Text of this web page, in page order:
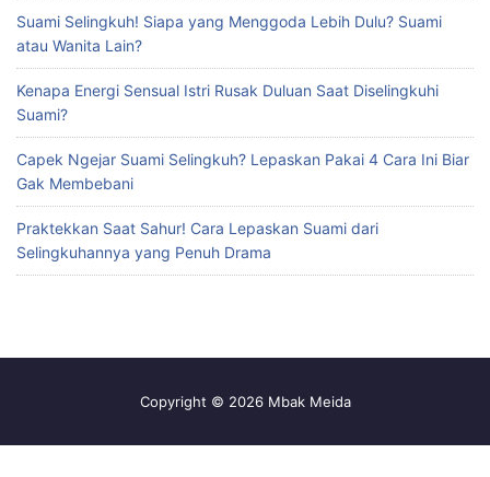
Suami Selingkuh! Siapa yang Menggoda Lebih Dulu? Suami
atau Wanita Lain?
Kenapa Energi Sensual Istri Rusak Duluan Saat Diselingkuhi
Suami?
Capek Ngejar Suami Selingkuh? Lepaskan Pakai 4 Cara Ini Biar
Gak Membebani
Praktekkan Saat Sahur! Cara Lepaskan Suami dari
Selingkuhannya yang Penuh Drama
Copyright © 2026 Mbak Meida